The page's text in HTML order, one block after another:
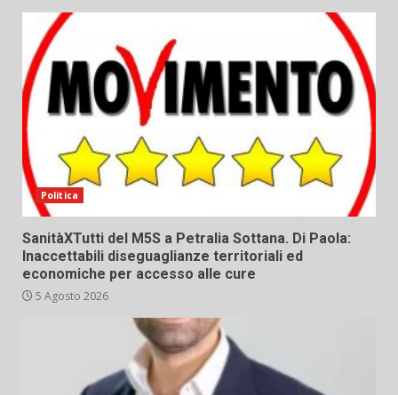
Politica
SanitàXTutti del M5S a Petralia Sottana. Di Paola:
Inaccettabili diseguaglianze territoriali ed
economiche per accesso alle cure
5 Agosto 2026